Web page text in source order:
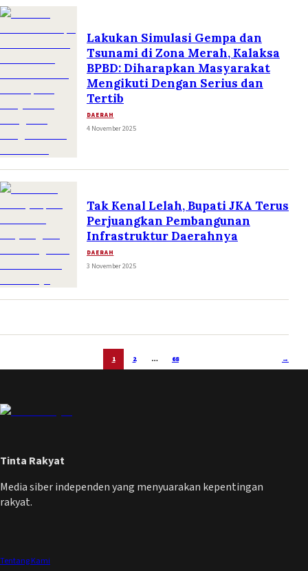
Lakukan Simulasi Gempa dan
Tsunami di Zona Merah, Kalaksa
BPBD: Diharapkan Masyarakat
Mengikuti Dengan Serius dan
Tertib
DAERAH
4 November 2025
Tak Kenal Lelah, Bupati JKA Terus
Perjuangkan Pembangunan
Infrastruktur Daerahnya
DAERAH
3 November 2025
1 2 … 68 →
Tinta Rakyat
Media siber independen yang menyuarakan kepentingan
rakyat.
Tentang Kami